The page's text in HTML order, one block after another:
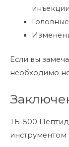
Если вы
необходимо
ТБ-500
инструментом